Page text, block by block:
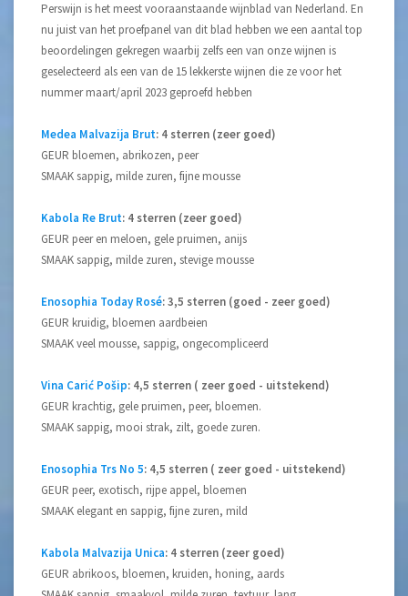
Perswijn is het meest vooraanstaande wijnblad van Nederland. En
nu juist van het proefpanel van dit blad hebben we een aantal top
beoordelingen gekregen waarbij zelfs een van onze wijnen is
geselecteerd als een van de 15 lekkerste wijnen die ze voor het
nummer maart/april 2023 geproefd hebben
Medea Malvazija Brut: 4 sterren (zeer goed)
GEUR bloemen, abrikozen, peer
SMAAK sappig, milde zuren, fijne mousse
Kabola Re Brut: 4 sterren (zeer goed)
GEUR peer en meloen, gele pruimen, anijs
SMAAK sappig, milde zuren, stevige mousse
Enosophia Today Rosé: 3,5 sterren (goed - zeer goed)
GEUR kruidig, bloemen aardbeien
SMAAK veel mousse, sappig, ongecompliceerd
Vina Carić Pošip: 4,5 sterren ( zeer goed - uitstekend)
GEUR krachtig, gele pruimen, peer, bloemen.
SMAAK sappig, mooi strak, zilt, goede zuren.
Enosophia Trs No 5: 4,5 sterren ( zeer goed - uitstekend)
GEUR peer, exotisch, rijpe appel, bloemen
SMAAK elegant en sappig, fijne zuren, mild
Kabola Malvazija Unica: 4 sterren (zeer goed)
GEUR abrikoos, bloemen, kruiden, honing, aards